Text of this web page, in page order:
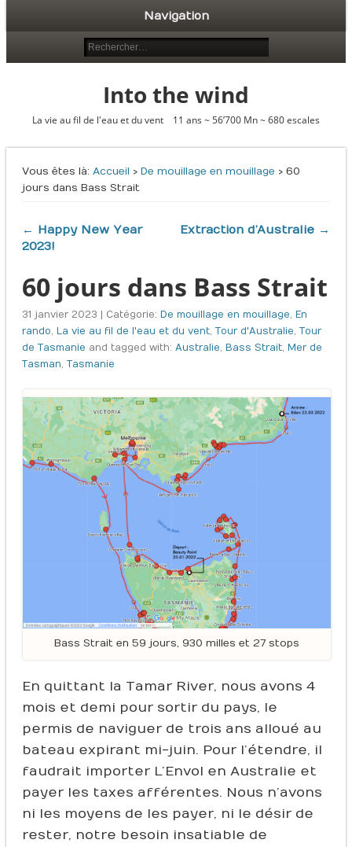
Navigation
Into the wind
La vie au fil de l'eau et du vent 11 ans ~ 56’700 Mn ~ 680 escales
Vous êtes là : Accueil › De mouillage en mouillage › 60
jours dans Bass Strait
← Happy New Year
2023!
Extraction d’Australie →
60 jours dans Bass Strait
31 janvier 2023 | Catégorie: De mouillage en mouillage, En
rando, La vie au fil de l'eau et du vent, Tour d'Australie, Tour
de Tasmanie and tagged with: Australie, Bass Strait, Mer de
Tasman, Tasmanie
Bass Strait en 59 jours, 930 milles et 27 stops
En quittant la Tamar River, nous avons 4
mois et demi pour sortir du pays, le
permis de naviguer de trois ans alloué au
bateau expirant mi-juin. Pour l’étendre, il
faudrait importer L’Envol en Australie et
payer les taxes afférentes. Nous n’avons
ni les moyens de les payer, ni le désir de
rester, notre besoin insatiable de